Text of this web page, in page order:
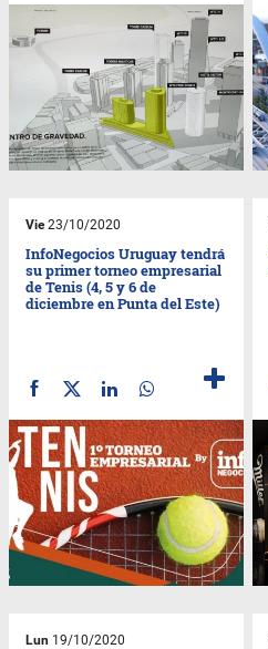
Vie23/10/2020
InfoNegocios Uruguay tendrá
su primer torneo empresarial
de Tenis (4, 5 y 6 de
diciembre en Punta del Este)
Lun 19/10/2020